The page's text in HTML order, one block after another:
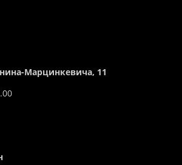
Марцинкевича, 11